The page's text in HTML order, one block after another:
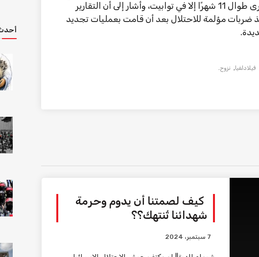
أثبت أن الضغط العسكري لم يُرجع الأسرى طوال 11 شهرًا إلا في توابيت، وأشار إلى أن التقارير
ضربات مؤلمة للاحتلال بعد أن قامت بعمليات تجديد
فيلادلفيا, نزوح.
كيف لصمتنا أن يدوم وحرمة
شهدائنا تُنتهك؟؟
7 سبتمبر، 2024
أحدث